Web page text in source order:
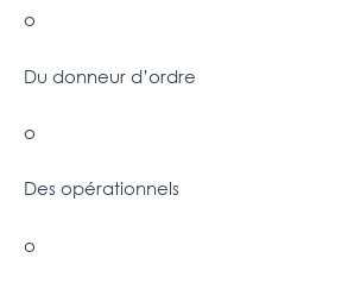
o
Du donneur d’ordre
o
Des opérationnels
o